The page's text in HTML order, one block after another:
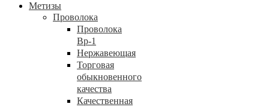
Метизы
Проволока
Проволока
Вр-1
Нержавеющая
Торговая
обыкновенного
качества
Качественная